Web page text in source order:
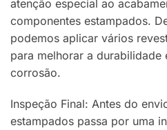
atenção especial ao
componentes estampados.
podemos aplicar vários
para melhorar a durabilidade
corrosão.
Inspeção Final: Antes do
estampados passa por uma